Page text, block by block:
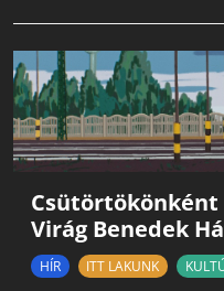
Csütörtökönként
Virág Benedek
HÍR ITT LAKUNK